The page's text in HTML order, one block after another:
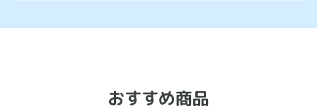
おすすめ商品